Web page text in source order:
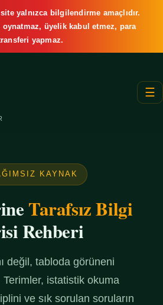
yalnızca bilgilendirme amaçlıdır.
üyelik kabul etmez, para
yapmaz.
☰
KAYNAK
Tarafsız Bilgi
Rehberi
değil, tabloda görüneni
istatistik okuma
ve sık sorulan soruların